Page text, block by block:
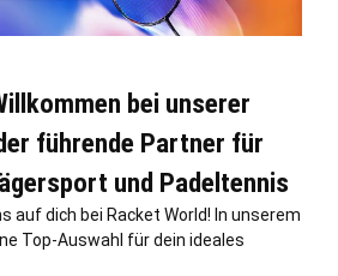
bei unserer
führende Partner für
und Padeltennis
auf dich bei Racket World! In unserem
Top-Auswahl für dein ideales